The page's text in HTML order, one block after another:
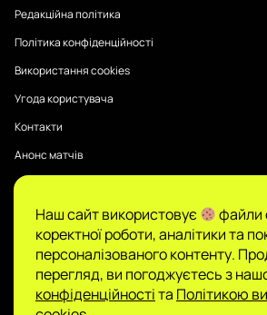
Редакційна політика
Політика конфіденційності
Використання cookies
Угода користувача
Контакти
Анонс матчів
Публікації на Sports Radar мають
Думки авторів є їхньою особистою
гарантує повної достовірності та не
за зміст.
Сайт не є організатором
приймає ставок, проте може
Наш сайт використовує
файли
коректної роботи, аналітики та
персоналізованого контенту.
перегляд, ви погоджуєтесь з
конфіденційностіта Політикою